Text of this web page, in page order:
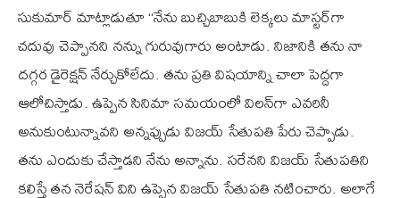
సుకుమార్ మాట్లాడుతూ ‘‘నేను బుచ్చిబాబుకి లెక్కలు మాస్టర్‌గా
చదువు చెప్పానని నన్ను గురువుగారు అంటాడు. నిజానికి తను నా
దగ్గర డైరెక్షన్ నేర్చుకోలేదు. తను ప్రతి విషయాన్ని చాలా పెద్దగా
ఆలోచిస్తాడు. ఉప్పెన సినిమా సమయంలో విలన్‌గా ఎవరినీ
అనుకుంటున్నావని అన్నప్పుడు విజయ్ సేతుపతి పేరు చెప్పాడు.
తను ఎందుకు చేస్తాడని నేను అన్నాను. సరేనని విజయ్ సేతుపతిని
కలిస్తే తన నెరేషన్ విని ఉప్పెన విజయ్ సేతుపతి నటించారు. అలాగే